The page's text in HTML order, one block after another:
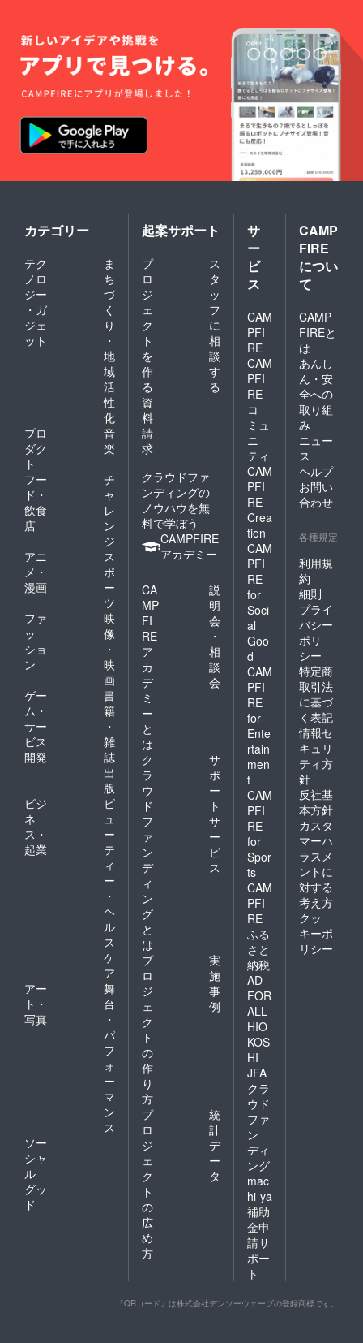
カテゴリー
テク
ノロ
ジー
・ガ
ジェ
ット
ま
ち
づ
く
り
・
地
域
活
性
化
プロ
ダク
ト
音
楽
フー
ド・
飲食
店
チ
ャ
レ
ン
ジ
アニ
メ・
漫画
ス
ポ
ー
ツ
ファ
ッ
ショ
ン
映
像
・
映
画
ゲー
ム・
サー
ビス
開発
書
籍
・
雑
誌
出
版
ビジ
ネ
ス・
起業
ビ
ュ
ー
テ
ィ
ー
・
ヘ
ル
ス
ケ
ア
アー
ト・
写真
舞
台
・
パ
フ
ォ
ー
マ
ン
ス
ソー
シャ
ル
グッ
ド
起案サポート
プ
ロ
ジ
ェ
ク
ト
を
作
る
ス
タ
ッ
フ
に
相
談
す
る
資
料
請
求
クラウドファ
ンディングの
ノウハウを無
料で学ぼう
CAMPFIRE
アカデミー
CA
MP
FI
RE
ア
カ
デ
ミ
ー
と
は
説
明
会
・
相
談
会
ク
ラ
ウ
ド
フ
ァ
ン
デ
ィ
ン
グ
と
は
サ
ポ
ー
ト
サ
ー
ビ
ス
プ
ロ
ジ
ェ
ク
ト
の
作
り
方
実
施
事
例
プ
ロ
ジ
ェ
ク
ト
の
広
め
方
統
計
デ
ー
タ
サ
ー
ビ
ス
CAM
PFI
RE
CAM
PFI
RE
コ
ミュ
ニ
ティ
CAM
PFI
RE
Crea
tion
CAM
PFI
RE
for
Soci
al
Goo
d
CAM
PFI
RE
for
Ente
rtain
men
t
CAM
PFI
RE
for
Spor
ts
CAM
PFI
RE
ふる
さと
納税
AD
FOR
ALL
HIO
KOS
HI
JFA
クラ
ウド
ファ
ン
ディ
ング
mac
hi-ya
補助
金申
請サ
ポー
ト
CAMP
FIRE
につい
て
CAMP
FIREと
は
あんし
ん・安
全への
取り組
み
ニュー
ス
ヘルプ
お問い
合わせ
各種規定
利用規
約
細則
プライ
バシー
ポリ
シー
特定商
取引法
に基づ
く表記
情報セ
キュリ
ティ方
針
反社基
本方針
カスタ
マーハ
ラスメ
ントに
対する
考え方
クッ
キーポ
リシー
「QRコード」は株式会社デンソーウェーブの登録商標です。